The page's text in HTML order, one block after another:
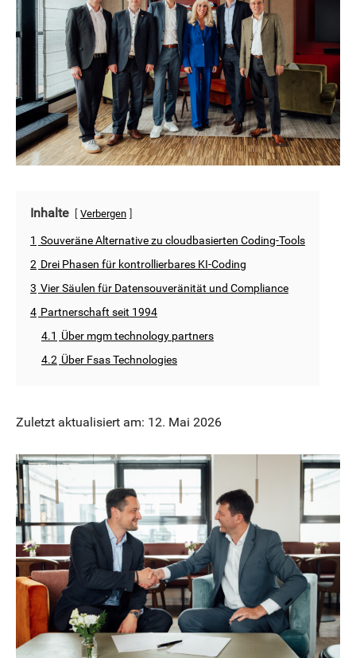
Inhalte Verbergen
1 Souveräne Alternative zu cloudbasierten Coding-Tools
2 Drei Phasen für kontrollierbares KI-Coding
3 Vier Säulen für Datensouveränität und Compliance
4 Partnerschaft seit 1994
4.1 Über mgm technology partners
4.2 Über Fsas Technologies
Zuletzt aktualisiert am: 12. Mai 2026